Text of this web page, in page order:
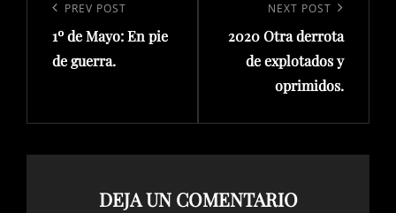
entradas
Previous
Post
PREV POST
1º de Mayo: En pie
de guerra.
Post
NEXT POST
2020 Otra derrota
de explotados y
oprimidos.
DEJA UN COMENTARIO